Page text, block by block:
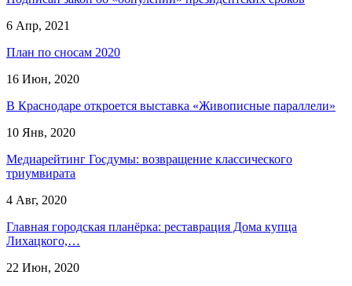
6 Апр, 2021
План по сносам 2020
16 Июн, 2020
В Краснодаре откроется выставка «Живописные параллели»
10 Янв, 2020
Медиарейтинг Госдумы: возвращение классического
триумвирата
4 Авг, 2020
Главная городская планёрка: реставрация Дома купца
Лихацкого,…
22 Июн, 2020